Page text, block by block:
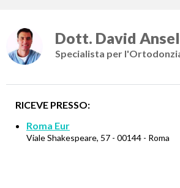
Dott. David
Specialista per
RICEVE PRESSO:
Roma Eur
Viale Shakespeare, 57 - 00144 - Roma